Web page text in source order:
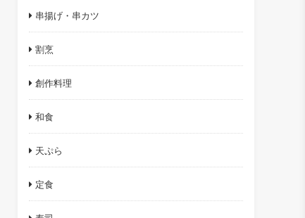
串揚げ・串カツ
割烹
創作料理
和食
天ぷら
定食